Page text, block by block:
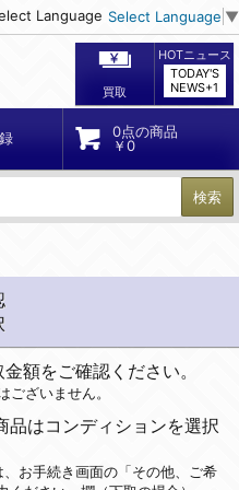
Language Select Language ▼
買取
HOTニュース
TODAY'S
NEWS+1
0点の商品
￥0
検索
額をご確認ください。
ざいません。
品はコンディションを選択
お手続き画面の「その他、ご希